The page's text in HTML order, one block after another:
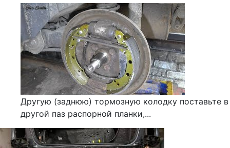
Другую (заднюю) тормозную колодку поставьте в
другой паз распорной планки,...